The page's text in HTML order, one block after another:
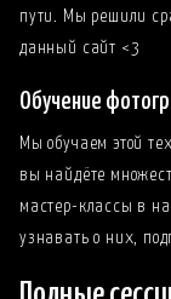
пути. Мы решили
данный сайт <3
Обучение
Мы обучаем этой
вы найдёте
мастер-классы в
узнавать о них,